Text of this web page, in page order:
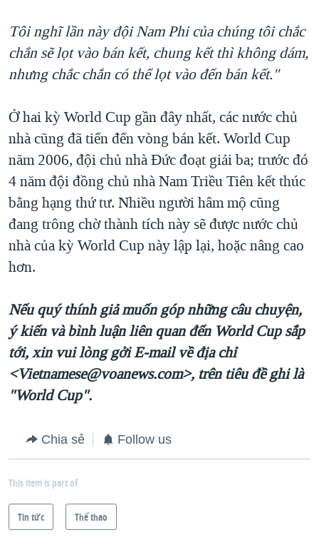
Tôi nghĩ lần này đội Nam Phi của chúng tôi chắc
chắn sẽ lọt vào bán kết, chung kết thì không dám,
nhưng chắc chắn có thể lọt vào đến bán kết."
Ở hai kỳ World Cup gần đây nhất, các nước chủ
nhà cũng đã tiến đến vòng bán kết. World Cup
năm 2006, đội chủ nhà Đức đoạt giải ba; trước đó
4 năm đội đồng chủ nhà Nam Triều Tiên kết thúc
bằng hạng thứ tư. Nhiều người hâm mộ cũng
đang trông chờ thành tích này sẽ được nước chủ
nhà của kỳ World Cup này lập lại, hoặc nâng cao
hơn.
Nếu quý thính giả muốn góp những câu chuyện,
ý kiến và bình luận liên quan đến World Cup sắp
tới, xin vui lòng gởi E-mail về địa chỉ
<Vietnamese@voanews.com>, trên tiêu đề ghi là
"World Cup".
Chia sẻ Follow us
This item is part of
Tin tức Thể thao